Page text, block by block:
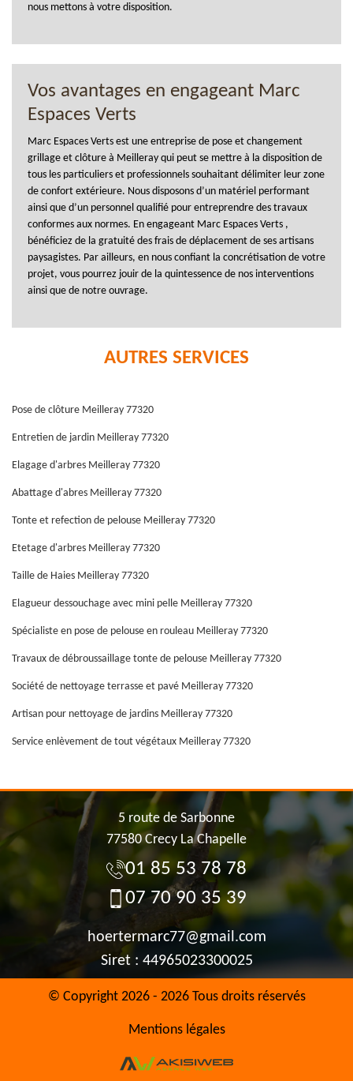
nous mettons à votre disposition.
Vos avantages en engageant Marc
Espaces Verts
Marc Espaces Verts est une entreprise de pose et changement
grillage et clôture à Meilleray qui peut se mettre à la disposition de
tous les particuliers et professionnels souhaitant délimiter leur zone
de confort extérieure. Nous disposons d’un matériel performant
ainsi que d’un personnel qualifié pour entreprendre des travaux
conformes aux normes. En engageant Marc Espaces Verts ,
bénéficiez de la gratuité des frais de déplacement de ses artisans
paysagistes. Par ailleurs, en nous confiant la concrétisation de votre
projet, vous pourrez jouir de la quintessence de nos interventions
ainsi que de notre ouvrage.
AUTRES SERVICES
Pose de clôture Meilleray 77320
Entretien de jardin Meilleray 77320
Elagage d'arbres Meilleray 77320
Abattage d'abres Meilleray 77320
Tonte et refection de pelouse Meilleray 77320
Etetage d'arbres Meilleray 77320
Taille de Haies Meilleray 77320
Elagueur dessouchage avec mini pelle Meilleray 77320
Spécialiste en pose de pelouse en rouleau Meilleray 77320
Travaux de débroussaillage tonte de pelouse Meilleray 77320
Société de nettoyage terrasse et pavé Meilleray 77320
Artisan pour nettoyage de jardins Meilleray 77320
Service enlèvement de tout végétaux Meilleray 77320
5 route de Sarbonne
77580 Crecy La Chapelle
01 85 53 78 78
07 70 90 35 39
hoertermarc77@gmail.com
Siret : 44965023300025
© Copyright 2026 - 2026 Tous droits réservés
Mentions légales